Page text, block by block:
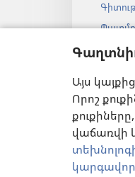
Այս
Որոշ
վաճառվի